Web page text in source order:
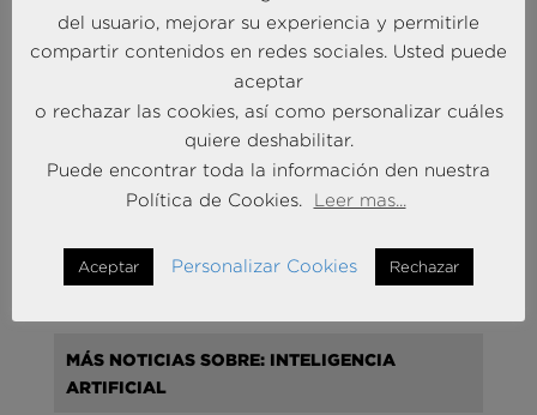
MÁS NOTICIAS SOBRE: INTELIGENCIA
COMPETITIVA
Entidades Bancarias
24 Mar 2026
MÁS NOTICIAS SOBRE: INTELIGENCIA
ARTIFICIAL
del usuario, mejorar su experiencia y permitirle
compartir contenidos en redes sociales. Usted puede
aceptar
o rechazar las cookies, así como personalizar cuáles
quiere deshabilitar.
Puede encontrar toda la información den nuestra
Política de Cookies.
Leer mas...
Aceptar Personalizar Cookies Rechazar